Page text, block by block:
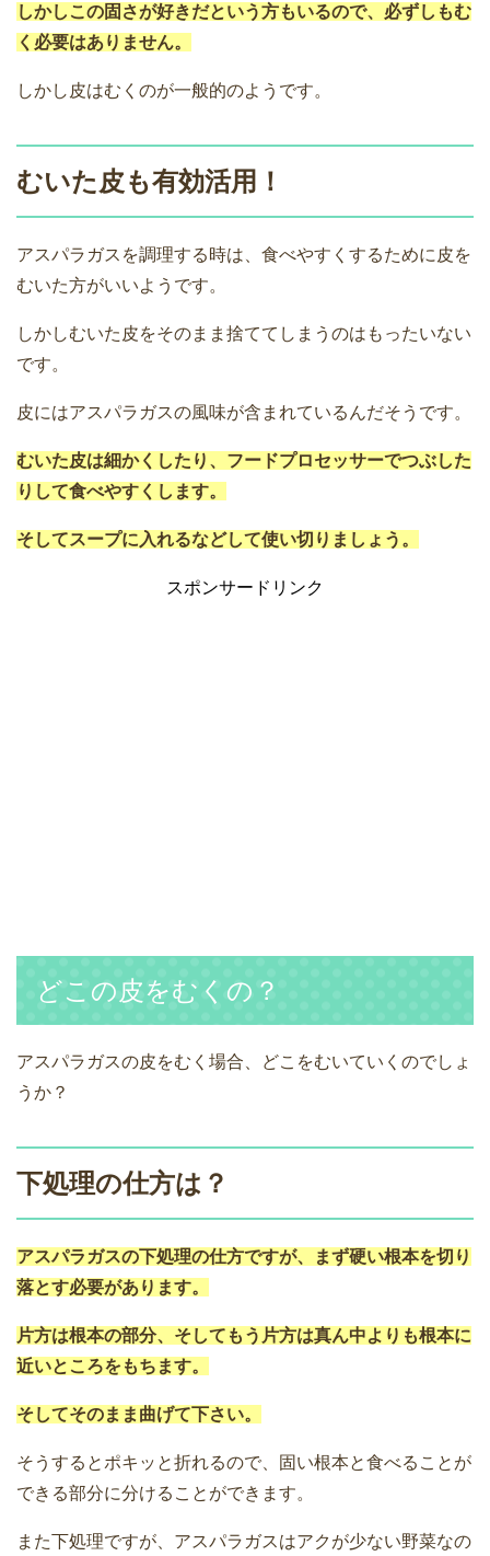
しかしこの固さが好きだという方もいるので、必ずしもむ
く必要はありません。
しかし皮はむくのが一般的のようです。
むいた皮も有効活用！
アスパラガスを調理する時は、食べやすくするために皮を
むいた方がいいようです。
しかしむいた皮をそのまま捨ててしまうのはもったいない
です。
皮にはアスパラガスの風味が含まれているんだそうです。
むいた皮は細かくしたり、フードプロセッサーでつぶした
りして食べやすくします。
そしてスープに入れるなどして使い切りましょう。
スポンサードリンク
どこの皮をむくの？
アスパラガスの皮をむく場合、どこをむいていくのでしょ
うか？
下処理の仕方は？
アスパラガスの下処理の仕方ですが、まず硬い根本を切り
落とす必要があります。
片方は根本の部分、そしてもう片方は真ん中よりも根本に
近いところをもちます。
そしてそのまま曲げて下さい。
そうするとポキッと折れるので、固い根本と食べることが
できる部分に分けることができます。
また下処理ですが、アスパラガスはアクが少ない野菜なの